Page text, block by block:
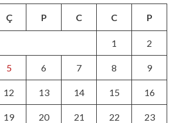
Ç P C C P
1 2
5 6 7 8 9
12 13 14 15 16
19 20 21 22 23